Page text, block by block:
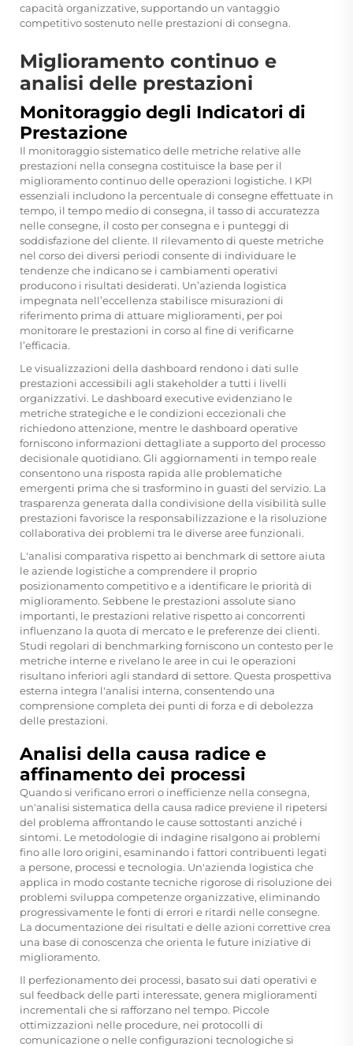
capacità organizzative, supportando un vantaggio
competitivo sostenuto nelle prestazioni di consegna.
Miglioramento continuo e
analisi delle prestazioni
Monitoraggio degli Indicatori di
Prestazione
Il monitoraggio sistematico delle metriche relative alle
prestazioni nella consegna costituisce la base per il
miglioramento continuo delle operazioni logistiche. I KPI
essenziali includono la percentuale di consegne effettuate in
tempo, il tempo medio di consegna, il tasso di accuratezza
nelle consegne, il costo per consegna e i punteggi di
soddisfazione del cliente. Il rilevamento di queste metriche
nel corso dei diversi periodi consente di individuare le
tendenze che indicano se i cambiamenti operativi
producono i risultati desiderati. Un’azienda logistica
impegnata nell’eccellenza stabilisce misurazioni di
riferimento prima di attuare miglioramenti, per poi
monitorare le prestazioni in corso al fine di verificarne
l’efficacia.
Le visualizzazioni della dashboard rendono i dati sulle
prestazioni accessibili agli stakeholder a tutti i livelli
organizzativi. Le dashboard executive evidenziano le
metriche strategiche e le condizioni eccezionali che
richiedono attenzione, mentre le dashboard operative
forniscono informazioni dettagliate a supporto del processo
decisionale quotidiano. Gli aggiornamenti in tempo reale
consentono una risposta rapida alle problematiche
emergenti prima che si trasformino in guasti del servizio. La
trasparenza generata dalla condivisione della visibilità sulle
prestazioni favorisce la responsabilizzazione e la risoluzione
collaborativa dei problemi tra le diverse aree funzionali.
L'analisi comparativa rispetto ai benchmark di settore aiuta
le aziende logistiche a comprendere il proprio
posizionamento competitivo e a identificare le priorità di
miglioramento. Sebbene le prestazioni assolute siano
importanti, le prestazioni relative rispetto ai concorrenti
influenzano la quota di mercato e le preferenze dei clienti.
Studi regolari di benchmarking forniscono un contesto per le
metriche interne e rivelano le aree in cui le operazioni
risultano inferiori agli standard di settore. Questa prospettiva
esterna integra l'analisi interna, consentendo una
comprensione completa dei punti di forza e di debolezza
delle prestazioni.
Analisi della causa radice e
affinamento dei processi
Quando si verificano errori o inefficienze nella consegna,
un'analisi sistematica della causa radice previene il ripetersi
del problema affrontando le cause sottostanti anziché i
sintomi. Le metodologie di indagine risalgono ai problemi
fino alle loro origini, esaminando i fattori contribuenti legati
a persone, processi e tecnologia. Un'azienda logistica che
applica in modo costante tecniche rigorose di risoluzione dei
problemi sviluppa competenze organizzative, eliminando
progressivamente le fonti di errori e ritardi nelle consegne.
La documentazione dei risultati e delle azioni correttive crea
una base di conoscenza che orienta le future iniziative di
miglioramento.
Il perfezionamento dei processi, basato sui dati operativi e
sul feedback delle parti interessate, genera miglioramenti
incrementali che si rafforzano nel tempo. Piccole
ottimizzazioni nelle procedure, nei protocolli di
comunicazione o nelle configurazioni tecnologiche si